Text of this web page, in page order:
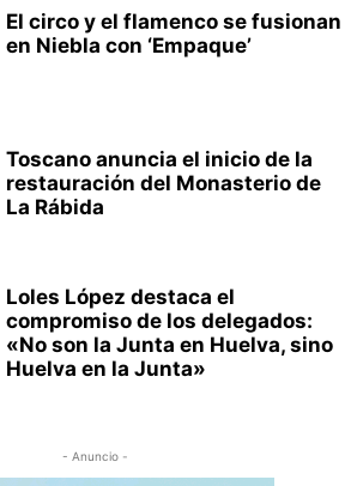
El circo y el flamenco se fusionan
en Niebla con ‘Empaque’
Toscano anuncia el inicio de la
restauración del Monasterio de
La Rábida
Loles López destaca el
compromiso de los delegados:
«No son la Junta en Huelva, sino
Huelva en la Junta»
- Anuncio -